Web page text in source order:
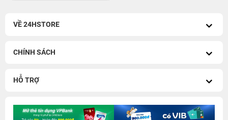
VỀ 24HSTORE
CHÍNH SÁCH
HỖ TRỢ